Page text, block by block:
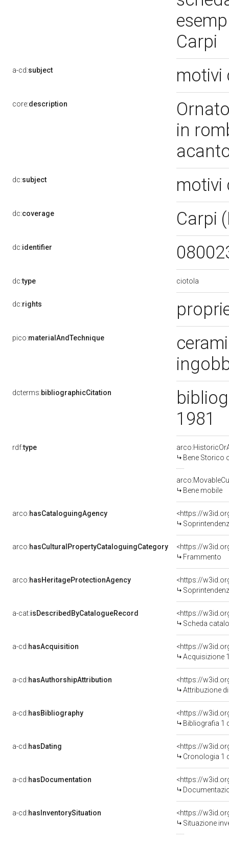
Carpi
a-cd:subject motivi
core:description
in
dc:subject motivi
dc:coverage Carpi
dc:identifier
dc:type ciotola
dc:rights
pico:materialAndTechnique
dcterms:bibliographicCitation
1981
rdf:type
Bene Storico
Bene mobile
arco:hasCataloguingAgency
<https://
arco:hasCulturalPropertyCataloguingCategory
<https://
Frammento
arco:hasHeritageProtectionAgency
<https://
a-cat:isDescribedByCatalogueRecord
<https://
Scheda
a-cd:hasAcquisition
<https://
Acquisizione
a-cd:hasAuthorshipAttribution
Attribuzione
a-cd:hasBibliography
<https://
Bibliografia 1
a-cd:hasDating
<https://
Cronologia 1
a-cd:hasDocumentation
a-cd:hasInventorySituation
<https://
Situazione